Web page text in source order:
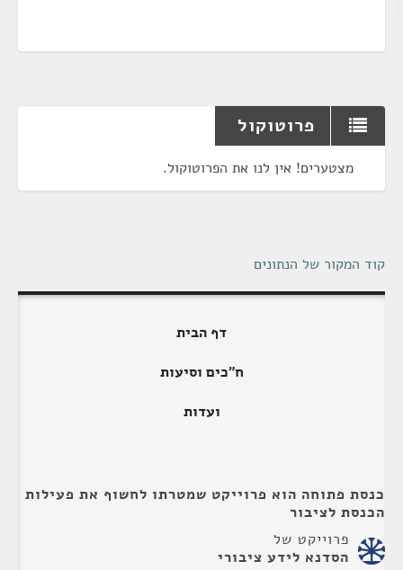
פרוטוקול
מצטערים! אין לנו את הפרוטוקול.
קוד המקור של הנתונים
דף הבית
ח"כים וסיעות
ועדות
כנסת פתוחה הוא פרוייקט שמטרתו לחשוף את פעילות
הכנסת לציבור
פרוייקט של
הסדנא לידע ציבורי